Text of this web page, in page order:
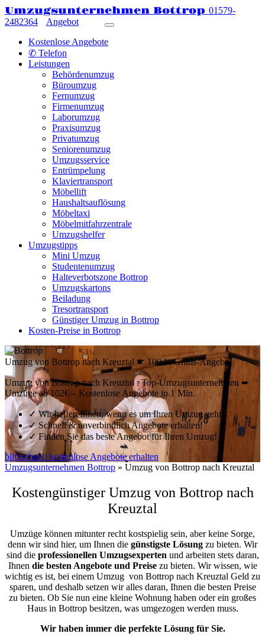
Umzugsunternehmen Bottrop 01579-
2482364
Angebot
Kostenlose Angebote
✆ Telefon
Leistungen
Behördenumzug
Büroumzug
Fernumzug
Firmenumzug
Laborumzug
Praxisumzug
Privatumzug
Seniorenumzug
Umzugsservice
Entrümpelung
Klaviertransport
Möbellift
Haushaltsauflösung
Möbeltaxi
Möbelmitfahrzentrale
Umzugshelfer
Umzugstipps
Mini Umzug
Studentenumzug
Halteverbotszone Bottrop
Umzugskartons
Beiladung
Tresortransport
Günstiger Umzug in Bottrop
Kosten-Preise in Bottrop
Umzug von Bottrop nach Kreuztal ☛ 100 % Gratis-Angebot
Umzug von Bottrop nach Kreuztal : Top-Umzugsunternehmen ➨
Umzüge ab 102€ – Kostenlose Angebote in 1 Min.
✓Wir helfen Ihnen, wenn es um Ihren Umzug geht!
✓Schnell & unverbindlich Angebote erhalten!
✓Finden Sie das beste Angebot für Ihren Umzug!
blitzschnell kostenlose Angebote erhalten
Umzugsunternehmen Bottrop » Umzug von Bottrop nach Kreuztal
Kostengünstiger Umzug von Bottrop nach
Kreuztal
Umzüge können mitunter recht kostspielig sein, aber keine Sorge,
denn wir sind hier, um Ihnen die günstigste Lösung zu bieten. Wir
sind die professionellen Umzugsexperten und arbeiten stets daran,
Ihnen die besten Angebote und Preisezu bieten. Wir wissen, wie
wichtig es ist, bei einem Umzug von Bottrop nach Kreuztal Geld zu
sparen, und deshalb setzen wir alles daran, Ihnen die besten Preise
zu bieten. Ob Sie nun eine kleine Wohnung haben oder ein großes
Haus in Bottrop besitzen, was umgezogen werden muss.
Wir haben immer die perfekte Lösung für Sie.